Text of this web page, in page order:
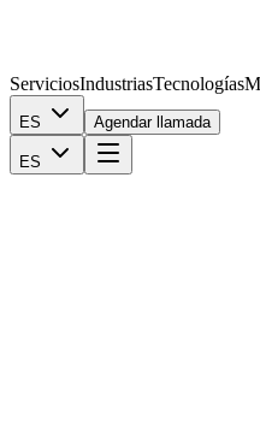
ServiciosIndustriasTecnologías
ES Agendar llamada
ES